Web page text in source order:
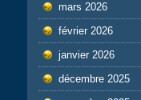
mars 2026
février 2026
janvier 2026
décembre 2025